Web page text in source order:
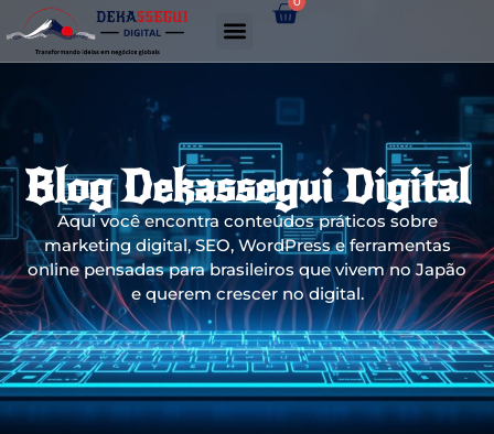
Blog Dekassegui Digital
Aqui você encontra conteúdos práticos sobre
marketing digital, SEO, WordPress e ferramentas
online pensadas para brasileiros que vivem no Japão
e querem crescer no digital.